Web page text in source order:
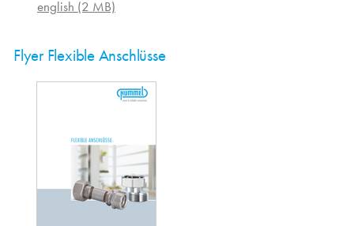
english (2 MB)
Flyer Flexible Anschlüsse